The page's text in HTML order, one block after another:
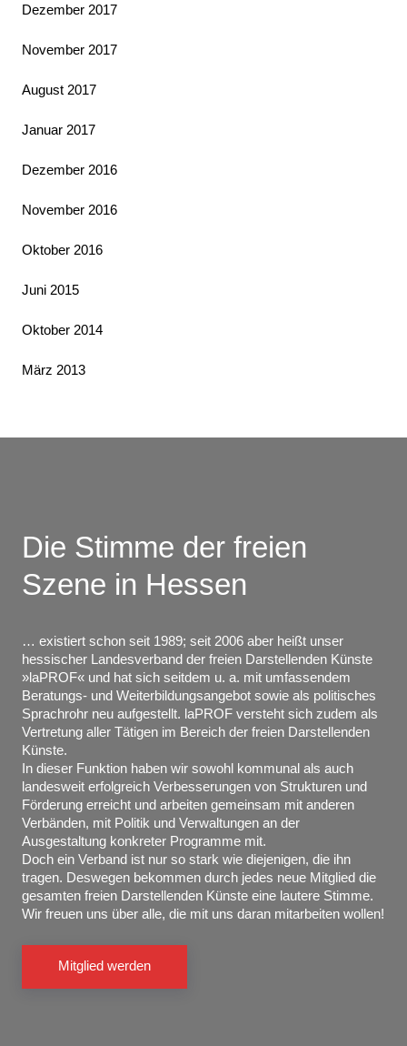
Dezember 2017
November 2017
August 2017
Januar 2017
Dezember 2016
November 2016
Oktober 2016
Juni 2015
Oktober 2014
März 2013
Die Stimme der freien
Szene in Hessen
… existiert schon seit 1989; seit 2006 aber heißt unser
hessischer Landesverband der freien Darstellenden Künste
»laPROF« und hat sich seitdem u. a. mit umfassendem
Beratungs- und Weiterbildungsangebot sowie als politisches
Sprachrohr neu aufgestellt. laPROF versteht sich zudem als
Vertretung aller Tätigen im Bereich der freien Darstellenden
Künste.
In dieser Funktion haben wir sowohl kommunal als auch
landesweit erfolgreich Verbesserungen von Strukturen und
Förderung erreicht und arbeiten gemeinsam mit anderen
Verbänden, mit Politik und Verwaltungen an der
Ausgestaltung konkreter Programme mit.
Doch ein Verband ist nur so stark wie diejenigen, die ihn
tragen. Deswegen bekommen durch jedes neue Mitglied die
gesamten freien Darstellenden Künste eine lautere Stimme.
Wir freuen uns über alle, die mit uns daran mitarbeiten wollen!
Mitglied werden